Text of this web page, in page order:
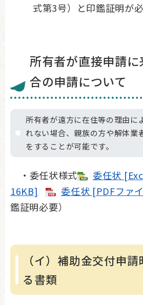
式第3号）と印鑑証明が
所有者が直接申請
合の申請について
所有者が遠方に在住等の理由に
れない場合、親族の方や解体業
をすることが可能です。
・委任状様式
委任状
16KB]
委任状 [PDFファ
鑑証明必要）
（イ）補助金交付申
る書類